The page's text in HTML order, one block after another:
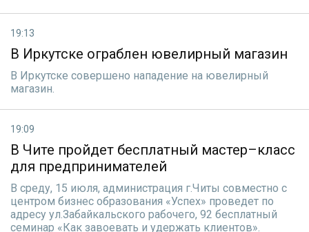
19:13
В Иркутске ограблен ювелирный магазин
В Иркутске совершено нападение на ювелирный
магазин.
19:09
В Чите пройдет бесплатный мастер–класс
для предпринимателей
В среду, 15 июля, администрация г.Читы совместно с
центром бизнес образования «Успех» проведет по
адресу ул.Забайкальского рабочего, 92 бесплатный
семинар «Как завоевать и удержать клиентов».